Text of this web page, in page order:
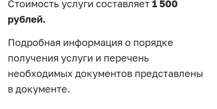
Стоимость услуги составляет 1 500
рублей.
Подробная информация о порядке
получения услуги и перечень
необходимых документов представлены
в документе.